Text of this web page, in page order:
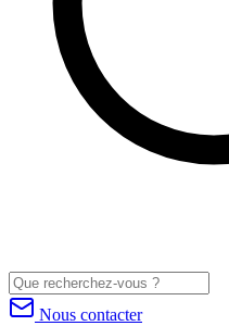
Nous contacter